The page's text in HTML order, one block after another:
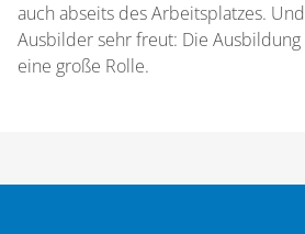
auch abseits des Arbeitsplatzes.
Ausbilder sehr freut: Die Ausbildung
eine große Rolle.